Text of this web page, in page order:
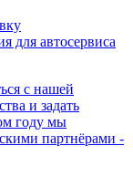
для автосервиса
с нашей
и задать
году мы
партнёрами -